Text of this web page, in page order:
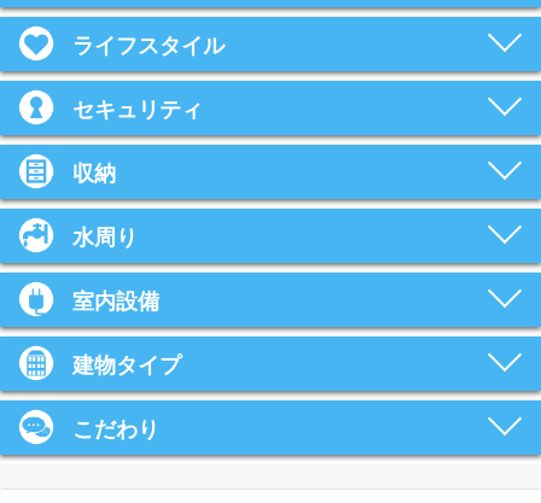
ライフスタイル
セキュリティ
収納
水周り
室内設備
建物タイプ
こだわり